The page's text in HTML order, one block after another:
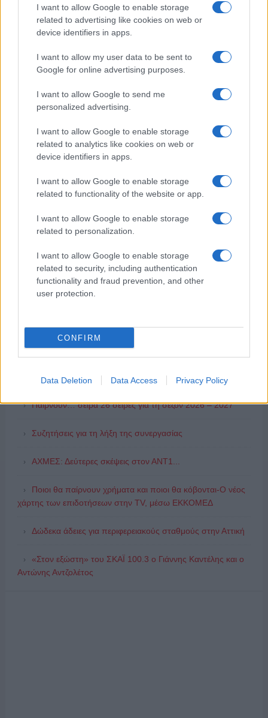
I want to allow Google to enable storage
related to advertising like cookies on web or
device identifiers in apps.
I want to allow my user data to be sent to
Google for online advertising purposes.
I want to allow Google to send me
personalized advertising.
I want to allow Google to enable storage
related to analytics like cookies on web or
device identifiers in apps.
I want to allow Google to enable storage
related to functionality of the website or app.
I want to allow Google to enable storage
related to personalization.
I want to allow Google to enable storage
related to security, including authentication
functionality and fraud prevention, and other
user protection.
CONFIRM
Data Deletion Data Access Privacy Policy
ΑΙΧΜΕΣ: Καλοκαίρι ανατροπών
Αποχώρησε από την Cosmote TV o Μιχάλης Τσώχος
Παίρνουν… σειρά 26 σειρές για τη σεζόν 2026 – 2027
Συζητήσεις για τη λήξη της συνεργασίας
ΑΧΜΕΣ: Δεύτερες σκέψεις στον ΑΝΤ1...
Ποιοι θα παίρνουν χρήματα και ποιοι θα κόβονται-Ο νέος
χάρτης των επιδοτήσεων στην TV, μέσω ΕΚΚΟΜΕΔ
Δώδεκα άδειες για περιφερειακούς σταθμούς στην Αττική
«Στον εξώστη» του ΣΚΑΪ 100.3 ο Γιάννης Καντέλης και ο
Αντώνης Αντζολέτος